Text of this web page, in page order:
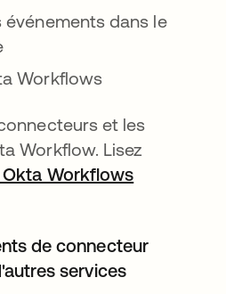
événements dans le
Workflows
et les
Workflow. Lisez
Workflows
dans un nouvel onglet
de connecteur
services